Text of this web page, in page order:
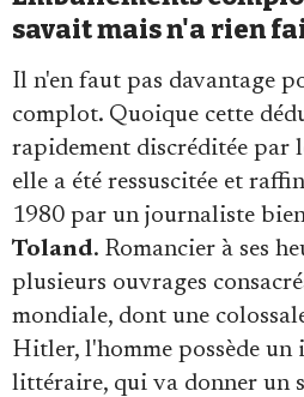
savait mais n'a rien
Il n'en faut pas davantage
complot. Quoique cette
rapidement discréditée par
elle a été ressuscitée et
1980 par un journaliste
Toland. Romancier à ses
plusieurs ouvrages
mondiale, dont une
Hitler, l'homme possède
littéraire, qui va donner un